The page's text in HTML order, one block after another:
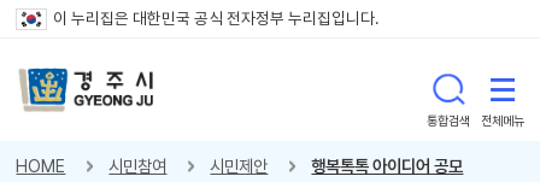
이 누리집은 대한민국 공식 전자정부 누리집입니다.
통합검색 전체메뉴
HOME 시민참여 시민제안 행복톡톡 아이디어 공모